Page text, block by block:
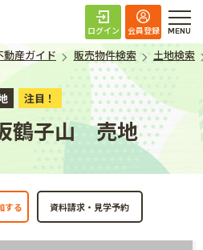
住まいの専門店 ハ
ログイン 会員登録
産ガイド 販売物件検索 土地検索
注目！
鶴子山 売地
する